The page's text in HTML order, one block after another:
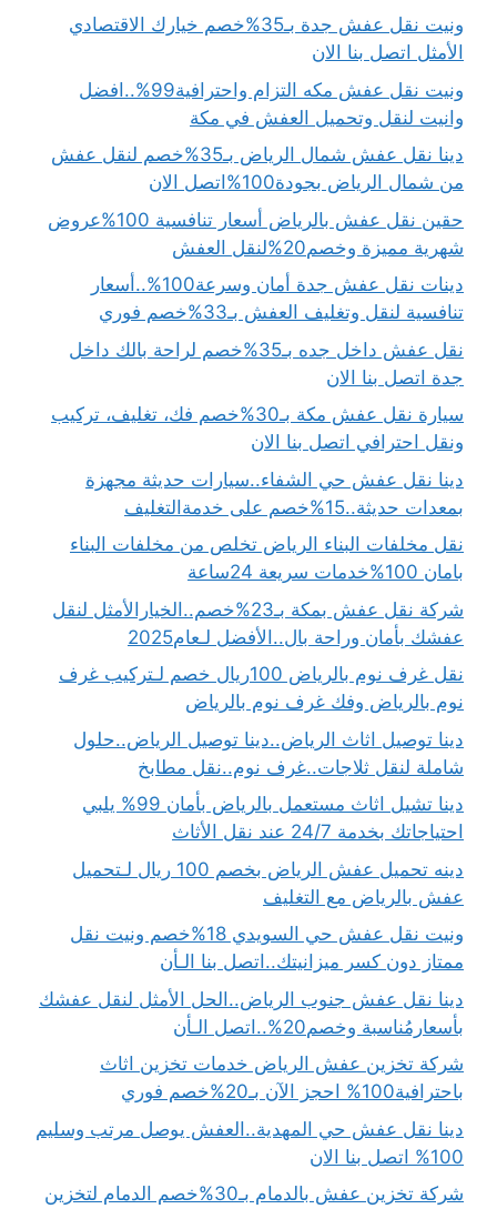
ونيت نقل عفش جدة بـ35%خصم خيارك الاقتصادي
الأمثل اتصل بنا الان
ونيت نقل عفش مكه التزام واحترافية99%..افضل
وانيت لنقل وتحميل العفش في مكة
دينا نقل عفش شمال الرياض بـ35%خصم لنقل عفش
من شمال الرياض بجودة100%اتصل الان
حقين نقل عفش بالرياض أسعار تنافسية 100%عروض
شهرية مميزة وخصم20%لنقل العفش
دينات نقل عفش جدة أمان وسرعة100%..أسعار
تنافسية لنقل وتغليف العفش بـ33%خصم فوري
نقل عفش داخل جده بـ35%خصم لراحة بالك داخل
جدة اتصل بنا الان
سيارة نقل عفش مكة بـ30%خصم فك، تغليف، تركيب
ونقل احترافي اتصل بنا الان
دينا نقل عفش حي الشفاء..سيارات حديثة مجهزة
بمعدات حديثة..15%خصم على خدمةالتغليف
نقل مخلفات البناء الرياض تخلص من مخلفات البناء
بامان 100%خدمات سريعة 24ساعة
شركة نقل عفش بمكة بـ23%خصم..الخيارالأمثل لنقل
عفشك بأمان وراحة بال..الأفضل لـعام2025
نقل غرف نوم بالرياض 100ريال خصم لـتركيب غرف
نوم بالرياض وفك غرف نوم بالرياض
دينا توصيل اثاث الرياض..دينا توصيل الرياض..حلول
شاملة لنقل ثلاجات..غرف نوم..نقل مطابخ
دينا تشيل اثاث مستعمل بالرياض بأمان 99% يلبي
احتياجاتك بخدمة 24/7 عند نقل الأثاث
دينه تحميل عفش الرياض بخصم 100 ريال لـتحميل
عفش بالرياض مع التغليف
ونيت نقل عفش حي السويدي 18%خصم ونيت نقل
ممتاز دون كسر ميزانيتك..اتصل بنا الـأن
دينا نقل عفش جنوب الرياض..الحل الأمثل لنقل عفشك
بأسعارمُناسبة وخصم20%..اتصل الـأن
شركة تخزين عفش الرياض خدمات تخزين اثاث
باحترافية100% احجز الآن بـ20%خصم فوري
دينا نقل عفش حي المهدية..العفش يوصل مرتب وسليم
100% اتصل بنا الان
شركة تخزين عفش بالدمام بـ30%خصم الدمام لتخزين